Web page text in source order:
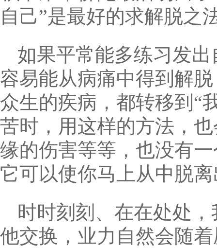
自己”是最好的求解脱之
如果平常能多练习发
容易能从病痛中得到解
众生的疾病，都转移到“
苦时，用这样的方法，
缘的伤害等等，也没有
它可以使你马上从中脱
时时刻刻、在在处处
他交换，业力自然会随